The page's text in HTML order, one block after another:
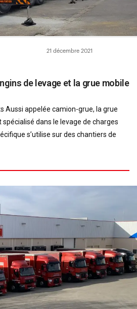
de levage et la grue mobile
21 décembre 2021
Aussi appelée camion-grue, la grue
dans le levage de charges
s’utilise sur des chantiers de